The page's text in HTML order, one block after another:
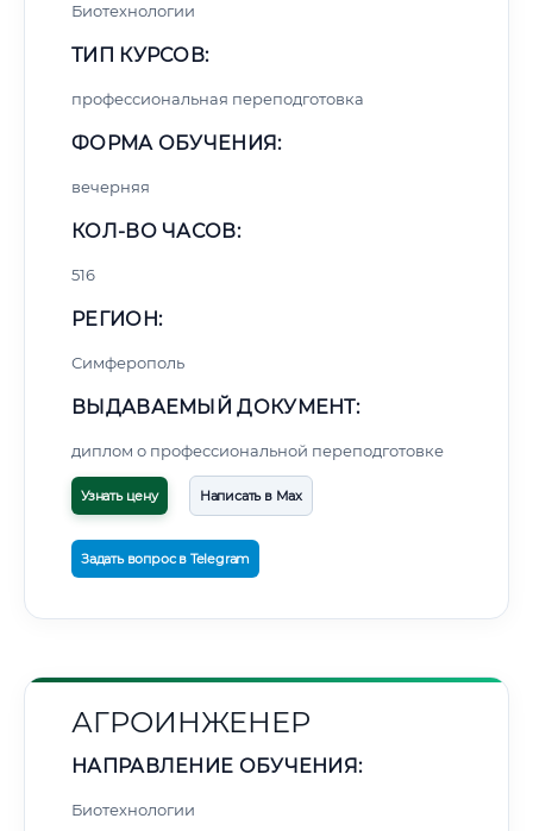
Биотехнологии
ТИП КУРСОВ:
профессиональная переподготовка
ФОРМА ОБУЧЕНИЯ:
вечерняя
КОЛ-ВО ЧАСОВ:
516
РЕГИОН:
Симферополь
ВЫДАВАЕМЫЙ ДОКУМЕНТ:
диплом о профессиональной переподготовке
Узнать цену Написать в Max
Задать вопрос в Telegram
АГРОИНЖЕНЕР
НАПРАВЛЕНИЕ ОБУЧЕНИЯ:
Биотехнологии